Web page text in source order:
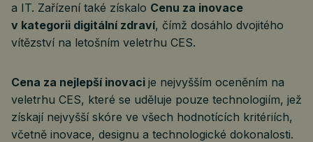
a IT. Zařízení také získalo Cenu za inovace
v kategorii digitální zdraví, čímž dosáhlo dvojitého
vítězství na letošním veletrhu CES.
Cena za nejlepší inovaci je nejvyšším oceněním na
veletrhu CES, které se uděluje pouze technologiím, jež
získají nejvyšší skóre ve všech hodnotících kritériích,
včetně inovace, designu a technologické dokonalosti.